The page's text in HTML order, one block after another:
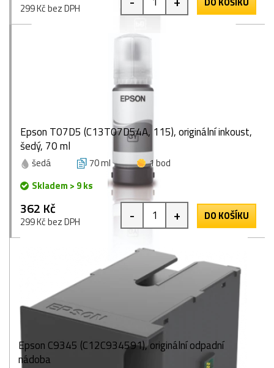
299 Kč bez DPH
Epson T07D5 (C13T07D54A, 115), originální inkoust,
šedý, 70 ml
šedá 70 ml
1 bod
Skladem > 9 ks
362 Kč
299 Kč bez DPH - + DO KOŠÍKU
Epson C9345 (C12C934591), originální odpadní
nádoba